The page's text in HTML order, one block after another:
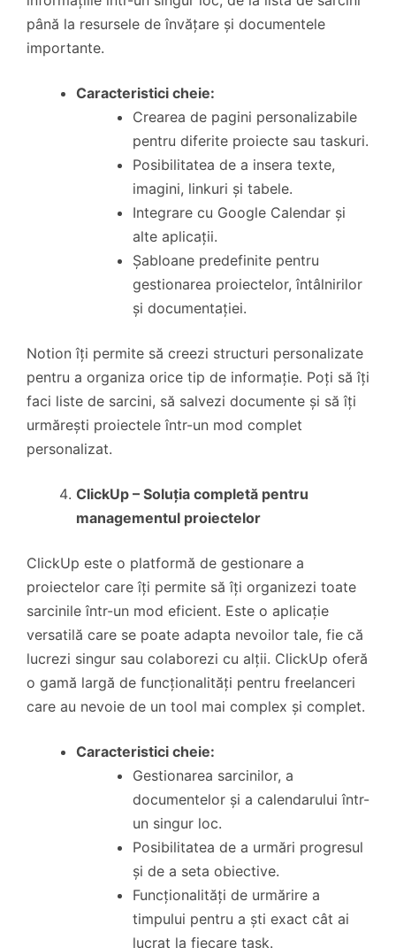
până la resursele de învățare și documentele
importante.
Caracteristici cheie:
Crearea de pagini personalizabile
pentru diferite proiecte sau taskuri.
Posibilitatea de a insera texte,
imagini, linkuri și tabele.
Integrare cu Google Calendar și
alte aplicații.
Șabloane predefinite pentru
gestionarea proiectelor, întâlnirilor
și documentației.
Notion îți permite să creezi structuri personalizate
pentru a organiza orice tip de informație. Poți să îți
faci liste de sarcini, să salvezi documente și să îți
urmărești proiectele într-un mod complet
personalizat.
ClickUp – Soluția completă pentru
managementul proiectelor
ClickUp este o platformă de gestionare a
proiectelor care îți permite să îți organizezi toate
sarcinile într-un mod eficient. Este o aplicație
versatilă care se poate adapta nevoilor tale, fie că
lucrezi singur sau colaborezi cu alții. ClickUp oferă
o gamă largă de funcționalități pentru freelanceri
care au nevoie de un tool mai complex și complet.
Caracteristici cheie:
Gestionarea sarcinilor, a
documentelor și a calendarului într-
un singur loc.
Posibilitatea de a urmări progresul
și de a seta obiective.
Funcționalități de urmărire a
timpului pentru a ști exact cât ai
lucrat la fiecare task.